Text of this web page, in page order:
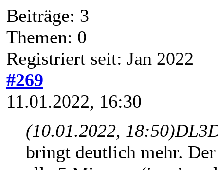
Beiträge: 3
Themen: 0
Registriert seit: Jan 2022
#269
11.01.2022, 16:30
(10.01.2022, 18:50)
bringt deutlich mehr.